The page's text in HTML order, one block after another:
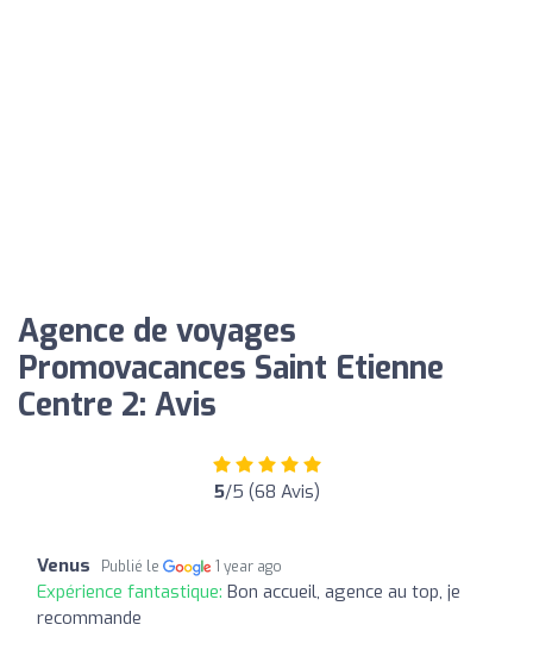
Agence de voyages
Promovacances Saint Etienne
Centre 2: Avis
5/5 (68 Avis)
Venus Publié le 1 year ago
Expérience fantastique: Bon accueil, agence au top, je
recommande